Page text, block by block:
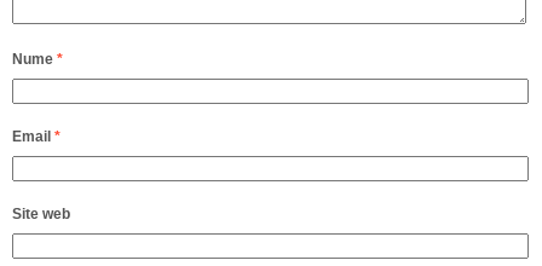
Nume *
Email *
Site web